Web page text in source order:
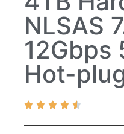
NLSAS
12Gbps
Hot-